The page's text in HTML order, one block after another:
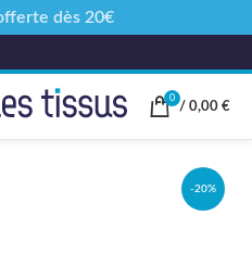
0
/ 0,00 €
-20%
dès 20€